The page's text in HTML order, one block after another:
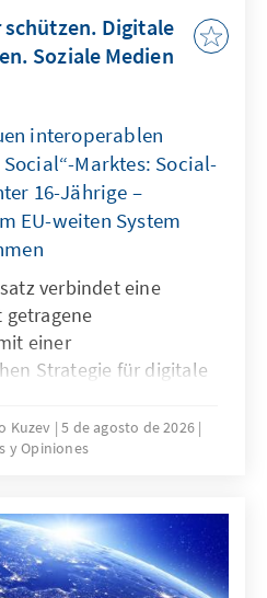
schützen. Digitale
Soziale Medien
interoperablen
Marktes: Social-
16-Jährige –
EU-weiten System
verbindet eine
einer
Strategie für digitale
viele Staaten auf
und die
einem EU-weiten
verbunden
für digitale Dienste
müssen wirksam
Kuzev 5 de agosto de 2026
y Opiniones